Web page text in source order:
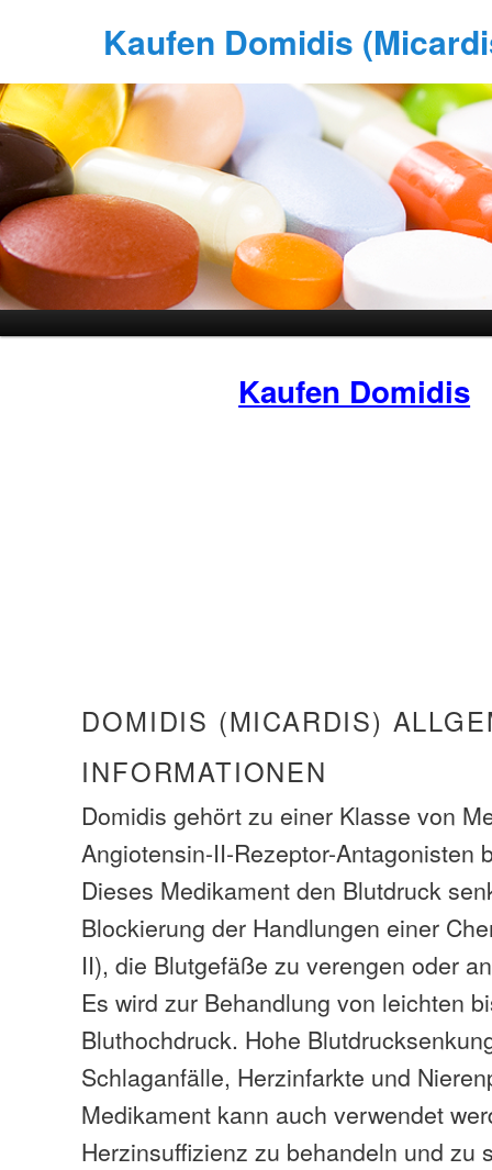
Kaufen Domidis
Kaufen Domidis
DOMIDIS (MICARDIS)
INFORMATIONEN
Domidis gehört zu einer Klasse von
Angiotensin-II-Rezeptor-Antagonisten
Dieses Medikament den Blutdruck
Blockierung der Handlungen einer
II), die Blutgefäße zu verengen oder
Es wird zur Behandlung von leichten
Bluthochdruck. Hohe
Schlaganfälle, Herzinfarkte und
Medikament kann auch verwendet
Herzinsuffizienz zu behandeln und zu